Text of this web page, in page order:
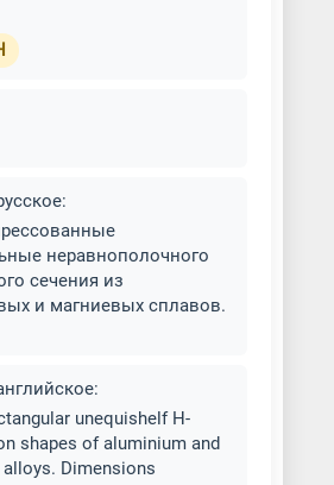
неравнополочного
сечения из
и магниевых сплавов.
unequishelf H-
shapes of aluminium and
Dimensions